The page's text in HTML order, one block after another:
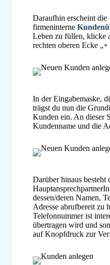
Daraufhin erscheint die
firmeninterne
Leben zu füllen, klicke
rechten oberen Ecke „+
In der Eingabemaske,
trägst du nun die
Kunden ein. An dieser
Kundenname und die
Darüber hinaus
dessen/deren Namen,
Adresse abrufbereit zu
Telefonnummer ist
übertragen wird und
auf Knopfdruck zur